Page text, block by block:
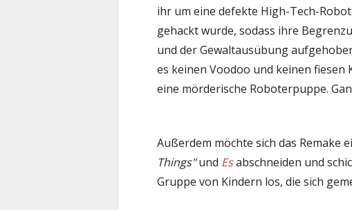
ihr um eine defekte High-Tech-
gehackt wurde, sodass ihre
und der Gewaltausübung
es keinen Voodoo und keinen
eine mörderische Roboterpuppe.
Außerdem möchte sich das Remake
Things"und Esabschneiden und
Gruppe von Kindern los, die sich